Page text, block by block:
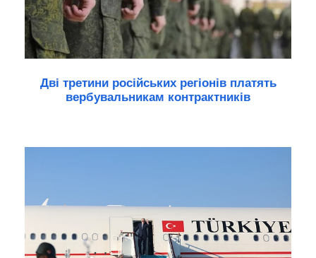
Дві третини російських регіонів платять
вербувальникам контрактників